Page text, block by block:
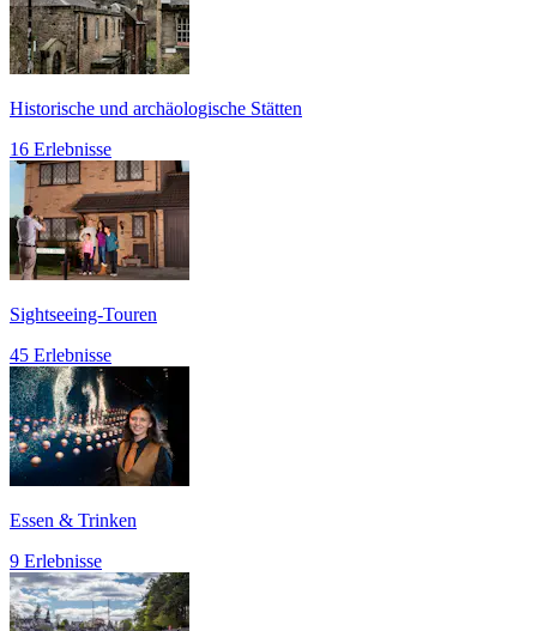
Historische und archäologische Stätten
16 Erlebnisse
Sightseeing-Touren
45 Erlebnisse
Essen & Trinken
9 Erlebnisse